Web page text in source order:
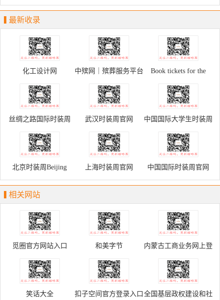
最新收录
化工设计网 中殡网｜殡葬服务平台 Book tickets for the
Palace Museum
丝绸之路国际时装周 武汉时装周官网 中国国际大学生时装周
北京时装周Beijing
Fashion Week
上海时装周官网 中国国际时装周官网
相关网站
觅圈官方网站入口 和美字节 内蒙古工商业务网上登
记申请服务平台
笑话大全 扣子空间官方登录入口 全国基层政权建设和社